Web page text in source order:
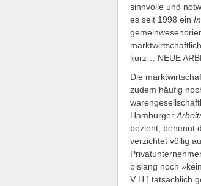
sinnvolle und
es seit 1998 ein
kurz… NEUE
Die
zudem häufig
Hamburger
bezieht, benennt
verzichtet völlig
bislang noch
V H.] tatsächlich